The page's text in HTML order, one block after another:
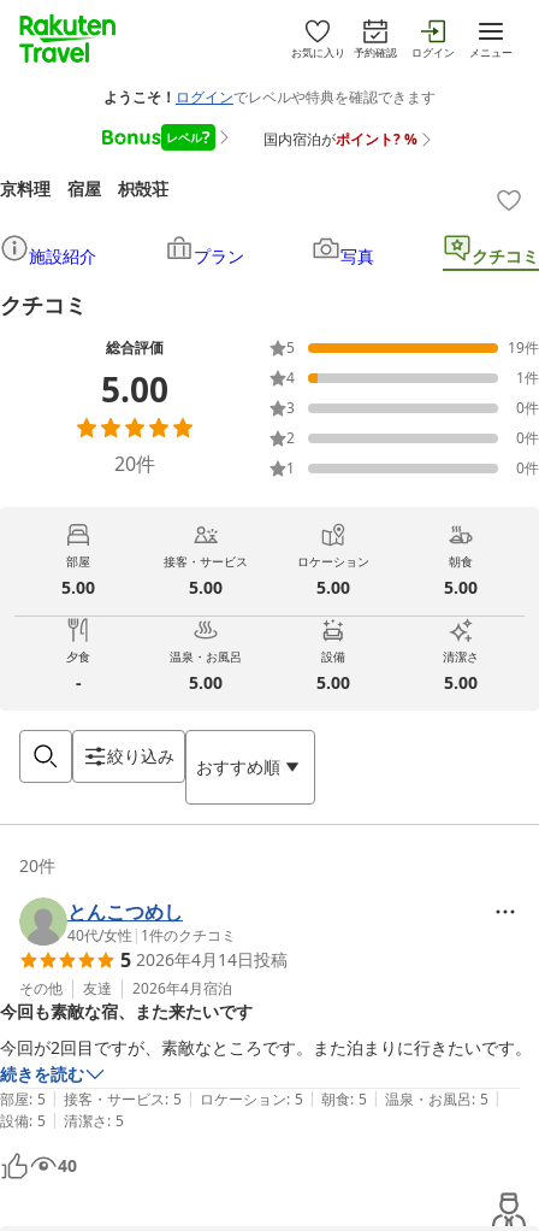
お気に入り 予約確認 ログイン メニュー
京料理 宿屋 枳殻荘
施設紹介 プラン 写真 クチコミ
クチコミ
総合評価
5.00
20件
5 19件
4
1件
3
0件
2
0件
1
0件
部屋
5.00
接客・サービス
5.00
ロケーション
5.00
朝食
5.00
夕食
-
温泉・お風呂
5.00
設備
5.00
清潔さ
5.00
絞り込み おすすめ順
20件
とんこつめし
40代/女性 | 1件のクチコミ
5 2026年4月14日投稿
その他 友達 2026年4月宿泊
今回も素敵な宿、また来たいです
今回が2回目ですが、素敵なところです。また泊まりに行きたいです。
続きを読む
部屋: 5 | 接客・サービス: 5 | ロケーション: 5 | 朝食: 5 | 温泉・お風呂: 5 |
設備: 5 | 清潔さ: 5
40